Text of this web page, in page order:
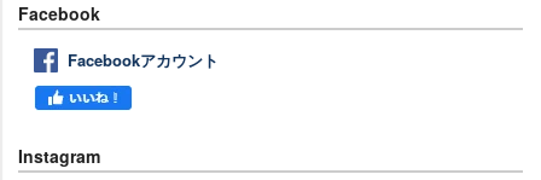
Facebook
Facebookアカウント
Instagram